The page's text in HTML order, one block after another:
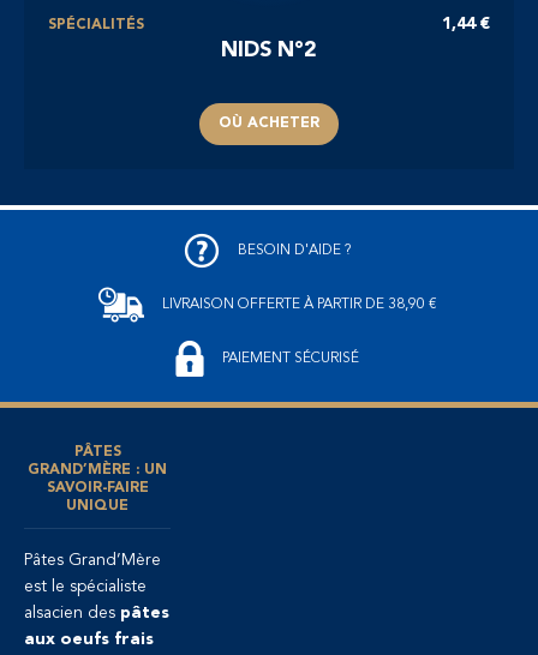
SPÉCIALITÉS 1,44 €
NIDS N°2
OÙ ACHETER
BESOIN D'AIDE ?
LIVRAISON OFFERTE À PARTIR DE 38,90 €
PAIEMENT SÉCURISÉ
PÂTES
GRAND’MÈRE : UN
SAVOIR-FAIRE
UNIQUE
Pâtes Grand’Mère
est le spécialiste
alsacien des pâtes
aux oeufs frais